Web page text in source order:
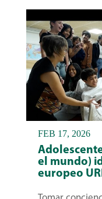
el mundo)
europeo
FEB 17, 2026